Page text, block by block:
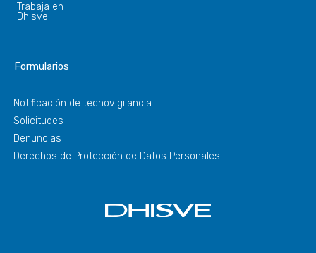
Trabaja en
Dhisve
Formularios
Notificación de tecnovigilancia
Solicitudes
Denuncias
Derechos de Protección de Datos Personales